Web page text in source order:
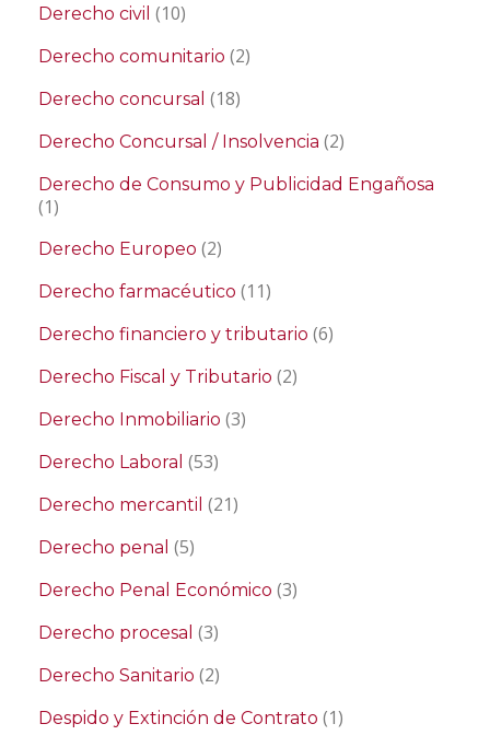
Derecho civil (10)
Derecho comunitario (2)
Derecho concursal (18)
Derecho Concursal / Insolvencia (2)
Derecho de Consumo y Publicidad Engañosa
(1)
Derecho Europeo (2)
Derecho farmacéutico (11)
Derecho financiero y tributario (6)
Derecho Fiscal y Tributario (2)
Derecho Inmobiliario (3)
Derecho Laboral (53)
Derecho mercantil (21)
Derecho penal (5)
Derecho Penal Económico (3)
Derecho procesal (3)
Derecho Sanitario (2)
Despido y Extinción de Contrato (1)